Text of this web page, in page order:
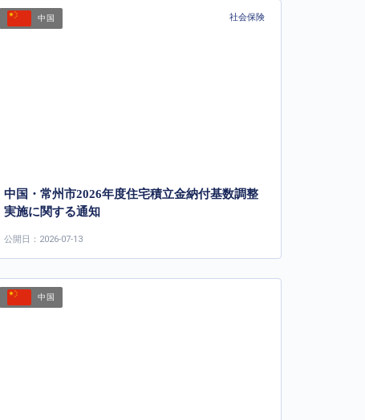
中国 社会保険
中国・常州市2026年度住宅積立金納付基数調整
実施に関する通知
公開日：2026-07-13
中国